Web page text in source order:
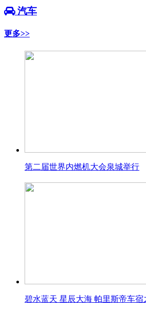
汽车
更多>>
第二届世界内燃机大会泉城举行
碧水蓝天 星辰大海 帕里斯帝车